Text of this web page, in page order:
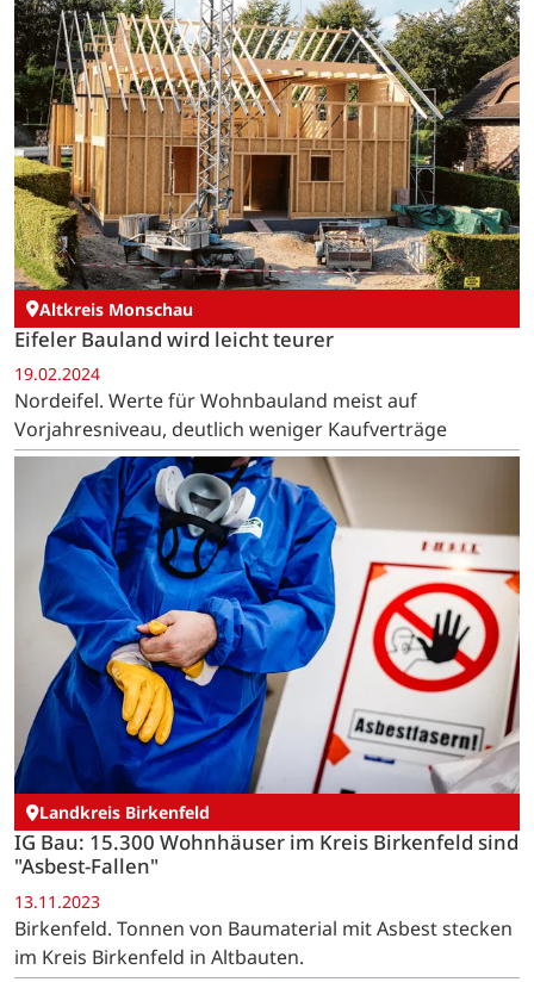
Altkreis Monschau
Eifeler Bauland wird leicht teurer
19.02.2024
Nordeifel. Werte für Wohnbauland meist auf
Vorjahresniveau, deutlich weniger Kaufverträge
Landkreis Birkenfeld
IG Bau: 15.300 Wohnhäuser im Kreis Birkenfeld sind
"Asbest-Fallen"
13.11.2023
Birkenfeld. Tonnen von Baumaterial mit Asbest stecken
im Kreis Birkenfeld in Altbauten.